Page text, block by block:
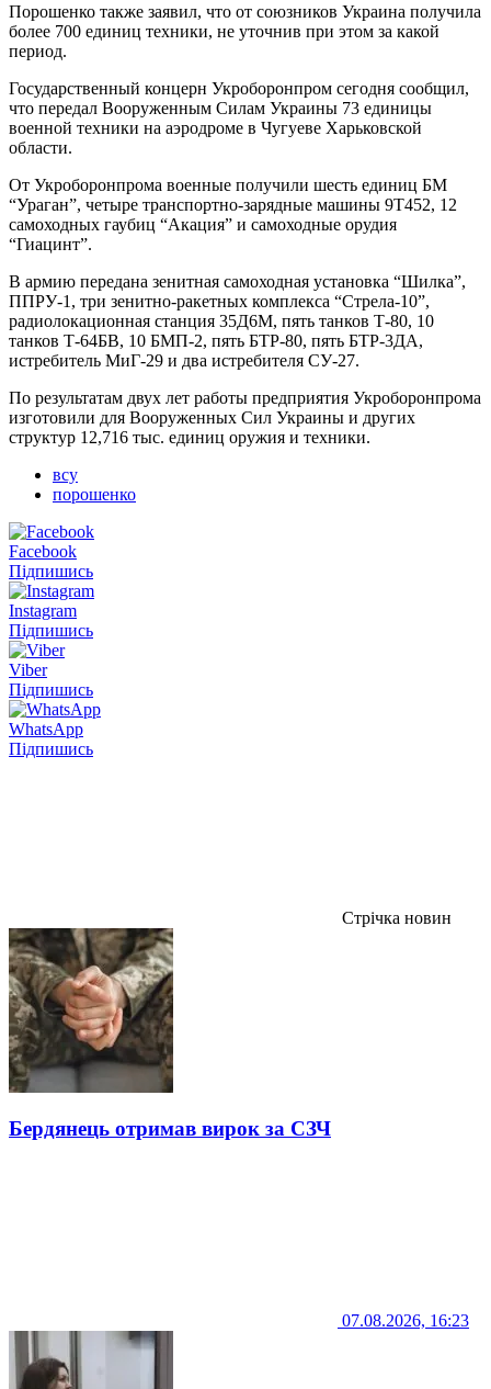
Порошенко также заявил, что от союзников Украина получила
более 700 единиц техники, не уточнив при этом за какой
период.
Государственный концерн Укроборонпром сегодня сообщил,
что передал Вооруженным Силам Украины 73 единицы
военной техники на аэродроме в Чугуеве Харьковской
области.
От Укроборонпрома военные получили шесть единиц БМ
“Ураган”, четыре транспортно-зарядные машины 9Т452, 12
самоходных гаубиц “Акация” и самоходные орудия
“Гиацинт”.
В армию передана зенитная самоходная установка “Шилка”,
ППРУ-1, три зенитно-ракетных комплекса “Стрела-10”,
радиолокационная станция 35Д6М, пять танков Т-80, 10
танков Т-64БВ, 10 БМП-2, пять БТР-80, пять БТР-3ДА,
истребитель МиГ-29 и два истребителя СУ-27.
По результатам двух лет работы предприятия Укроборонпрома
изготовили для Вооруженных Сил Украины и других
структур 12,716 тыс. единиц оружия и техники.
всу
порошенко
Facebook
Підпишись
Instagram
Підпишись
Viber
Підпишись
WhatsApp
Підпишись
Стрічка новин
Бердянець отримав вирок за СЗЧ
07.08.2026, 16:23